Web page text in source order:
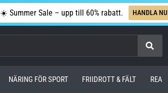
☀️ Summer Sale – upp till 60% rabatt. HANDLA NU
NÄRING FÖR SPORT FRIIDROTT & FÄLT REA